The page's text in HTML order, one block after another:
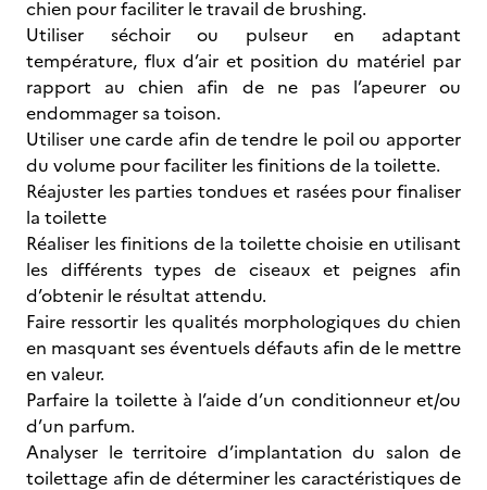
chien pour faciliter le travail de brushing.
Utiliser séchoir ou pulseur en adaptant
température, flux d’air et position du matériel par
rapport au chien afin de ne pas l’apeurer ou
endommager sa toison.
Utiliser une carde afin de tendre le poil ou apporter
du volume pour faciliter les finitions de la toilette.
Réajuster les parties tondues et rasées pour finaliser
la toilette
Réaliser les finitions de la toilette choisie en utilisant
les différents types de ciseaux et peignes afin
d’obtenir le résultat attendu.
Faire ressortir les qualités morphologiques du chien
en masquant ses éventuels défauts afin de le mettre
en valeur.
Parfaire la toilette à l’aide d’un conditionneur et/ou
d’un parfum.
Analyser le territoire d’implantation du salon de
toilettage afin de déterminer les caractéristiques de